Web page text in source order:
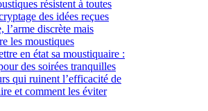
résistent à toutes
des idées reçues
l’arme discrète mais
les moustiques
en état sa moustiquaire :
des soirées tranquilles
qui ruinent l’efficacité de
et comment les éviter